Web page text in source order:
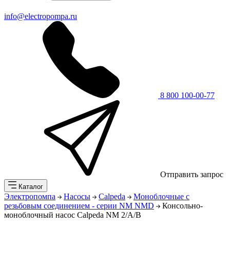
info@electropompa.ru
8 800 100-00-77
Отправить запрос
Каталог
Электропомпа Насосы Calpeda
Моноблочные с
резьбовым соединением - серии NM NMD
Консольно-
моноблочный насос Calpeda NM 2/A/B